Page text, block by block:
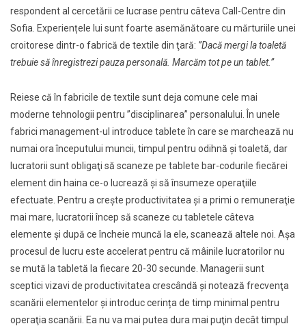
respondent al cercetării ce lucrase pentru câteva Call-Centre din
Sofia. Experiențele lui sunt foarte asemănătoare cu mărturiile unei
croitorese dintr-o fabrică de textile din ţară: ”Dacă mergi la toaletă
trebuie să înregistrezi pauza personală. Marcăm tot pe un tablet.”
Reiese că în fabricile de textile sunt deja comune cele mai
moderne tehnologii pentru ”disciplinarea” personalului. În unele
fabrici management-ul introduce tablete în care se marchează nu
numai ora începutului muncii, timpul pentru odihnă şi toaletă, dar
lucratorii sunt obligaţi să scaneze pe tablete bar-codurile fiecărei
element din haina ce-o lucrează şi să însumeze operaţiile
efectuate. Pentru a creşte productivitatea şi a primi o remuneraţie
mai mare, lucratorii încep să scaneze cu tabletele câteva
elemente şi după ce încheie muncă la ele, scanează altele noi. Aşa
procesul de lucru este accelerat pentru că mâinile lucratorilor nu
se mută la tabletă la fiecare 20-30 secunde. Managerii sunt
sceptici vizavi de productivitatea crescândă și notează frecvenţa
scanării elementelor şi introduc cerința de timp minimal pentru
operaţia scanării. Ea nu va mai putea dura mai puţin decât timpul